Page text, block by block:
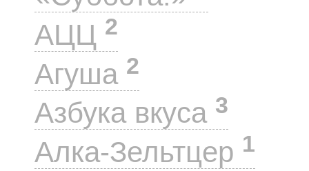
АЦЦ 2
Агуша 2
Азбука вкуса 3
Алка-Зельтцер 1